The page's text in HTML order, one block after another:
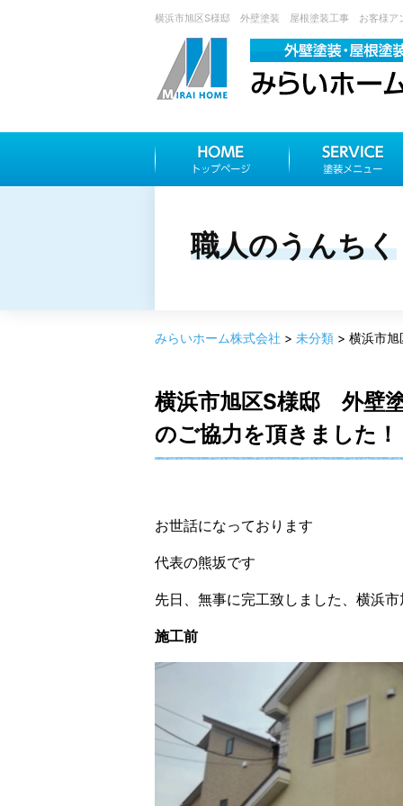
横浜市旭区S様邸 外壁塗装 屋根塗装工事 お客様アン
職人のうんちく
みらいホーム株式会社 > 未分類 > 横浜市
横浜市旭区S様邸 外壁
のご協力を頂きました！
お世話になっております
代表の熊坂です
先日、無事に完工致しました、横浜
施工前